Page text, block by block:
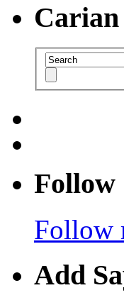
Carian
Follow
Follow
Add